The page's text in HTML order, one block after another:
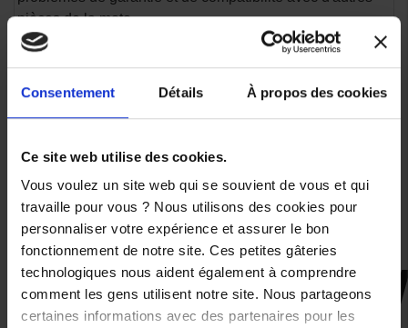
Consentement Détails À propos des cookies
Ce site web utilise des cookies.
Vous voulez un site web qui se souvient de vous et qui
travaille pour vous ? Nous utilisons des cookies pour
personnaliser votre expérience et assurer le bon
fonctionnement de notre site. Ces petites gâteries
technologiques nous aident également à comprendre
comment les gens utilisent notre site. Nous partageons
certaines informations avec des partenaires pour les
pièces de la moto.
-Esthétique et intégration parfaite
- Design en accord avec le style de la moto, sans
altérer son look ni ses performances aérodynamiques.
- Finitions soignées et cohérence avec les autres
En résumé, un accessoire KTM d'origine offre la meilleure
protection, fiabilité et intégration pour votre moto, tout en
préservant sa valeur et sa garantie.
CES PRODUITS SONT